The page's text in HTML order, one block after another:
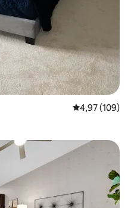
4,97 de uma
4,97 (109)
hóspedes